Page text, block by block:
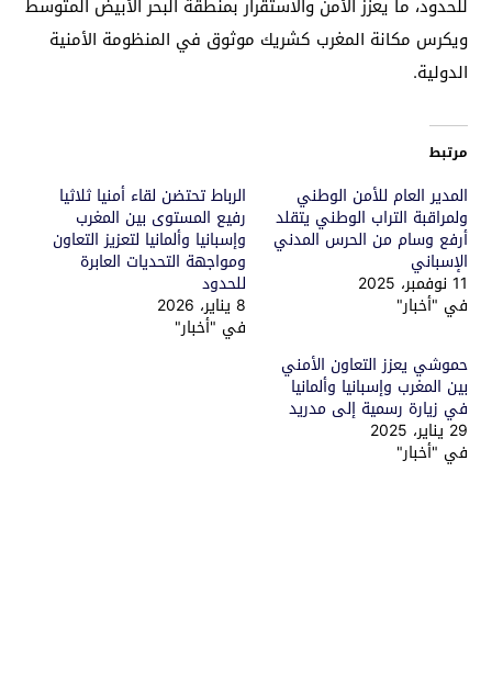
للحدود، ما يعزز الأمن والاستقرار بمنطقة البحر الأبيض المتوسط
ويكرس مكانة المغرب كشريك موثوق في المنظومة الأمنية
الدولية.
مرتبط
المدير العام للأمن الوطني
ولمراقبة التراب الوطني يتقلد
أرفع وسام من الحرس المدني
الإسباني
11 نوفمبر، 2025
في "أخبار"
الرباط تحتضن لقاء أمنيا ثلاثيا
رفيع المستوى بين المغرب
وإسبانيا وألمانيا لتعزيز التعاون
ومواجهة التحديات العابرة
للحدود
8 يناير، 2026
في "أخبار"
حموشي يعزز التعاون الأمني
بين المغرب وإسبانيا وألمانيا
في زيارة رسمية إلى مدريد
29 يناير، 2025
في "أخبار"